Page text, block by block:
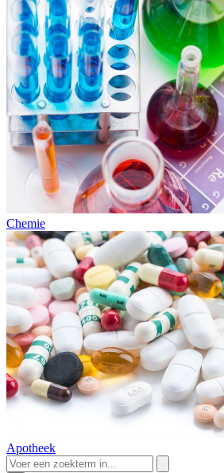
Chemie
Apotheek